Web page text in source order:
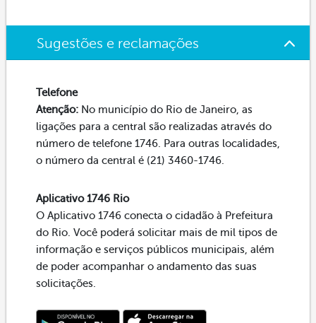
Sugestões e reclamações
Telefone
Atenção: No município do Rio de Janeiro, as
ligações para a central são realizadas através do
número de telefone 1746. Para outras localidades,
o número da central é (21) 3460-1746.
Aplicativo 1746 Rio
O Aplicativo 1746 conecta o cidadão à Prefeitura
do Rio. Você poderá solicitar mais de mil tipos de
informação e serviços públicos municipais, além
de poder acompanhar o andamento das suas
solicitações.